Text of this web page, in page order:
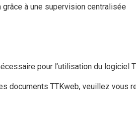
à une supervision centralisée
pour l’utilisation du logiciel
documents TTKweb, veuillez vous